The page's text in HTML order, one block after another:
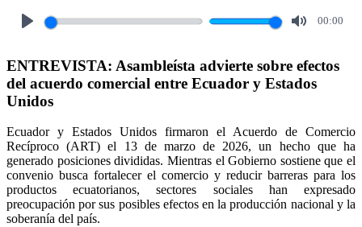
00:00
ENTREVISTA: Asambleísta advierte sobre efectos
del acuerdo comercial entre Ecuador y Estados
Unidos
Ecuador y Estados Unidos firmaron el Acuerdo de Comercio
Recíproco (ART) el 13 de marzo de 2026, un hecho que ha
generado posiciones divididas. Mientras el Gobierno sostiene que el
convenio busca fortalecer el comercio y reducir barreras para los
productos ecuatorianos, sectores sociales han expresado
preocupación por sus posibles efectos en la producción nacional y la
soberanía del país.